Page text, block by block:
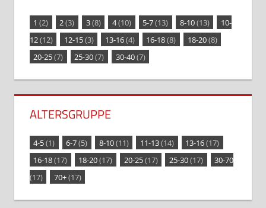
1 (2) 2(3) 3(8) 4(10) 5-7(13) 8-10(13)
10-
12(12) 12-15(3) 13-16(4) 16-18(8) 18-20(8)
20-25(7) 25-30(7) 30-40(7)
ALTERSGRUPPE
4-5(1) 6-7(5) 8-10(11) 11-13(14) 13-16(17)
16-18(17) 18-20(17) 20-25(17) 25-30(17)
30-70
(17)
70+(17)